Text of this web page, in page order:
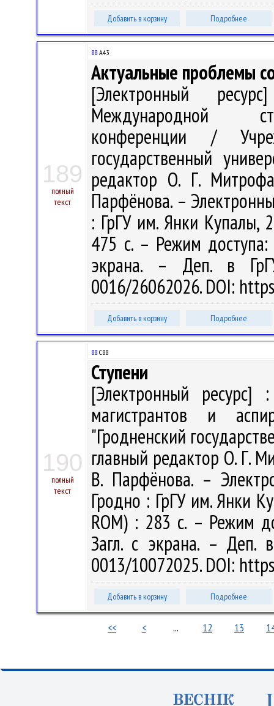
Добавить в корзину Подробнее
189
полный
текст
88 А43
Актуальные проблемы
[Электронный
Международной
конференции /
государственный
редактор О. Г.
Парфёнова. –
: ГрГУ им. Янки Купалы,
475 с. – Режим
экрана. – Деп. в
0016/26062026. DOI:
Добавить в корзину Подробнее
190
полный
текст
88 С88
Ступени
[Электронный ресурс]
магистрантов и
"Гродненский
главный редактор О. Г.
В. Парфёнова. –
Гродно : ГрГУ им. Янки
ROM) : 283 с. – Режим
Загл. с экрана. – Деп.
0013/10072025. DOI:
Добавить в корзину Подробнее
<< < ... 12 13